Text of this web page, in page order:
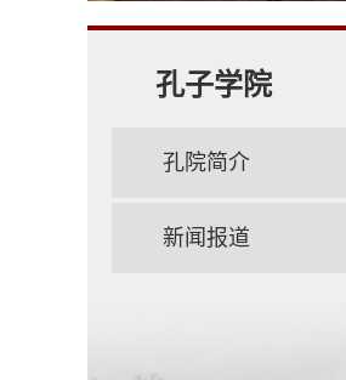
孔子学院
孔院简介
新闻报道